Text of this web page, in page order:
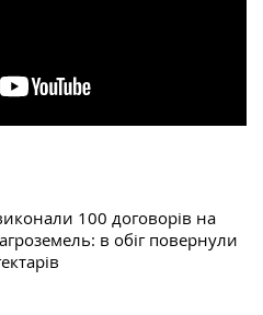
100 договорів на
в обіг повернули